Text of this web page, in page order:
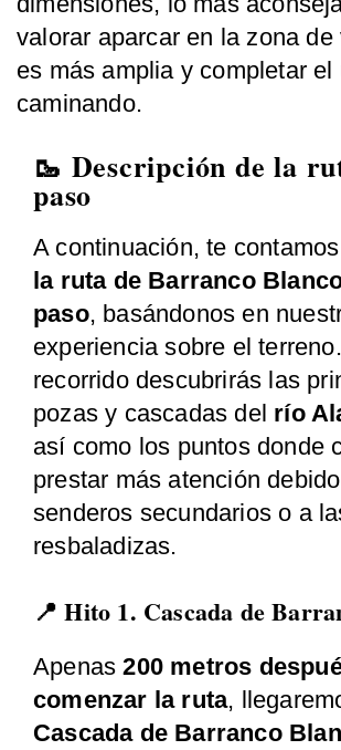
valorar aparcar en la zona de
es más amplia y completar el
caminando.
🥾 Descripción de la
paso
A continuación, te contamos
la ruta de Barranco
paso, basándonos en
experiencia sobre el
recorrido descubrirás las
pozas y cascadas del río
así como los puntos donde
prestar más atención
senderos secundarios o a
resbaladizas.
📍 Hito 1. Cascada de
Apenas200 metros
comenzar la ruta,
Cascada de Barranco